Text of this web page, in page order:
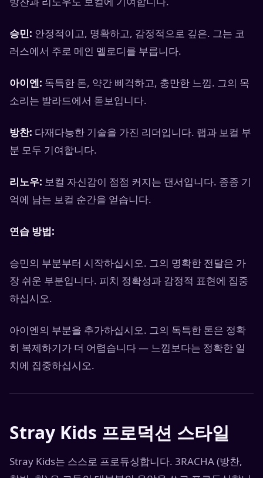
승민: 안정적이고, 명확하고, 감정적으로 깊은. 그는 코
러스에서 주로 메인 멜로디를 부릅니다.
아이엔: 독특한 톤, 약간 삐걱하고, 충만한 느낌. 그의 목
소리는 발라드에서 돋보입니다.
방찬: 다재다능한 기술을 가진 리더입니다. 랩과 보컬 부
분 모두 기여합니다.
리노우: 보컬 자신감이 점점 커지는 댄서입니다. 종종 기
억에 남는 보컬 순간을 얻습니다.
연습 방법:
승민의 부분부터 시작하십시오. 그의 명확한 전달은 가
장 쉬운 부분입니다. 피치 정확성과 감정적 표현에 집중
하십시오.
아이엔의 부분을 추가하십시오. 그의 독특한 톤은 정확
히 복제하기가 더 어렵습니다 — 느낌보다는 정확한 일
치에 집중하십시오.
Stray Kids 프로덕션 스타일
Stray Kids는 스스로 프로듀싱합니다. 3RACHA (방찬,